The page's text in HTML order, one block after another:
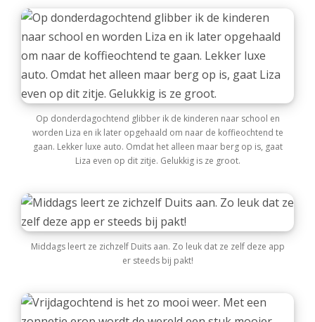
Op donderdagochtend glibber ik de kinderen naar school en
worden Liza en ik later opgehaald om naar de koffieochtend te
gaan. Lekker luxe auto. Omdat het alleen maar berg op is, gaat
Liza even op dit zitje. Gelukkig is ze groot.
Middags leert ze zichzelf Duits aan. Zo leuk dat ze zelf deze app
er steeds bij pakt!